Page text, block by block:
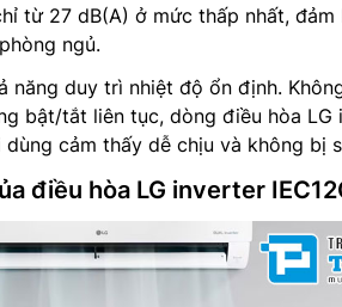
từ 27 dB(A) ở mức thấp nhất, đảm
ngủ.
năng duy trì nhiệt độ ổn định.
bật/tắt liên tục, dòng điều hòa LG
cảm thấy dễ chịu và không bị
điều hòa LG inverter